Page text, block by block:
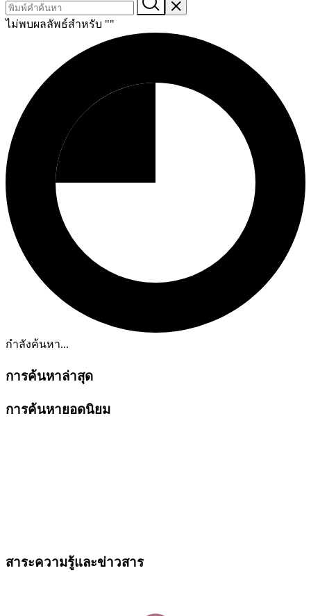
ไม่พบผลลัพธ์สำหรับ ""
กำลังค้นหา...
การค้นหาล่าสุด
การค้นหายอดนิยม
สาระความรู้และข่าวสาร